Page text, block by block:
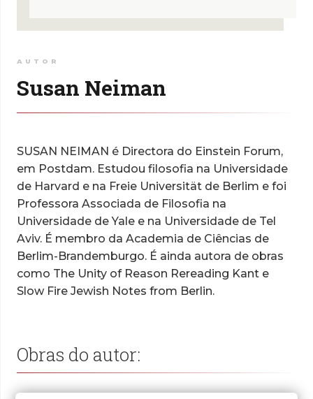
AUTOR
Susan Neiman
SUSAN NEIMAN é Directora do Einstein Forum,
em Postdam. Estudou filosofia na Universidade
de Harvard e na Freie Universität de Berlim e foi
Professora Associada de Filosofia na
Universidade de Yale e na Universidade de Tel
Aviv. É membro da Academia de Ciências de
Berlim-Brandemburgo. É ainda autora de obras
como The Unity of Reason Rereading Kant e
Slow Fire Jewish Notes from Berlin.
Obras do autor: